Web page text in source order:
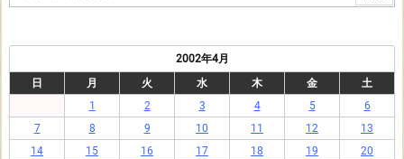
2002年4月
日
月 火 水 木 金
土
1
2 3 4 5
6
7
8 9 10 11 12
13
14
15 16 17 18 19
20